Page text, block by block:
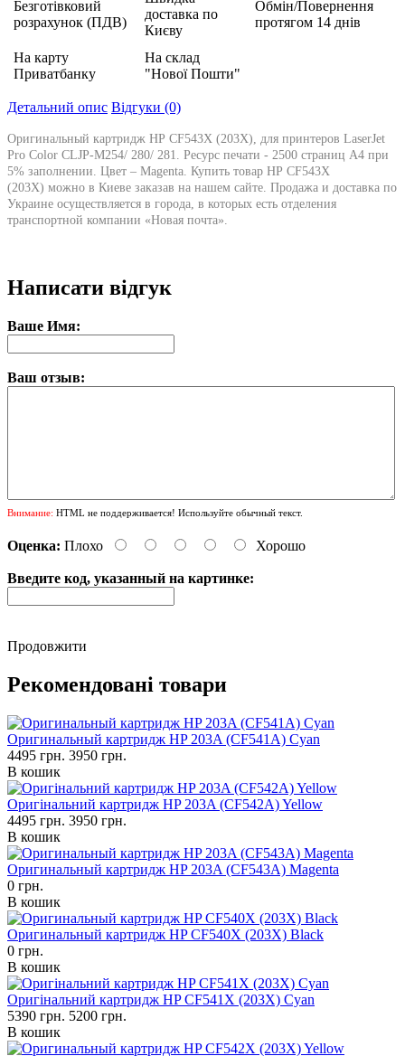
Безготівковий
розрахунок (ПДВ)
доставка по
Києву
Обмін/Повернення
протягом 14 днів
На карту
Приватбанку
На склад
"Нової Пошти"
Детальний опис Відгуки (0)
Оригинальный картридж HP CF543X (203X), для принтеров LaserJet
Pro Color CLJP-M254/ 280/ 281. Ресурс печати - 2500 страниц А4 при
5% заполнении. Цвет – Magenta. Купить товар HP CF543X
(203X) можно в Киеве заказав на нашем сайте. Продажа и доставка по
Украине осуществляется в города, в которых есть отделения
транспортной компании «Новая почта».
Написати відгук
Ваше Имя:
Ваш отзыв:
Внимание: HTML не поддерживается! Используйте обычный текст.
Оценка: Плохо Хорошо
Введите код, указанный на картинке:
Продовжити
Рекомендовані товари
Оригинальный картридж HP 203A (CF541A) Cyan
4495 грн. 3950 грн.
В кошик
Оригінальний картридж HP 203A (CF542A) Yellow
4495 грн. 3950 грн.
В кошик
Оригинальный картридж HP 203A (CF543A) Magenta
0 грн.
В кошик
Оригинальный картридж HP CF540X (203X) Black
0 грн.
В кошик
Оригінальний картридж HP CF541X (203X) Cyan
5390 грн. 5200 грн.
В кошик